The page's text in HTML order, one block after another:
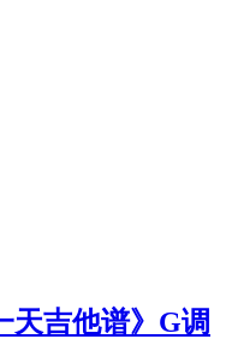
天吉他谱》G调